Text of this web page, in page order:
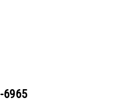
6965